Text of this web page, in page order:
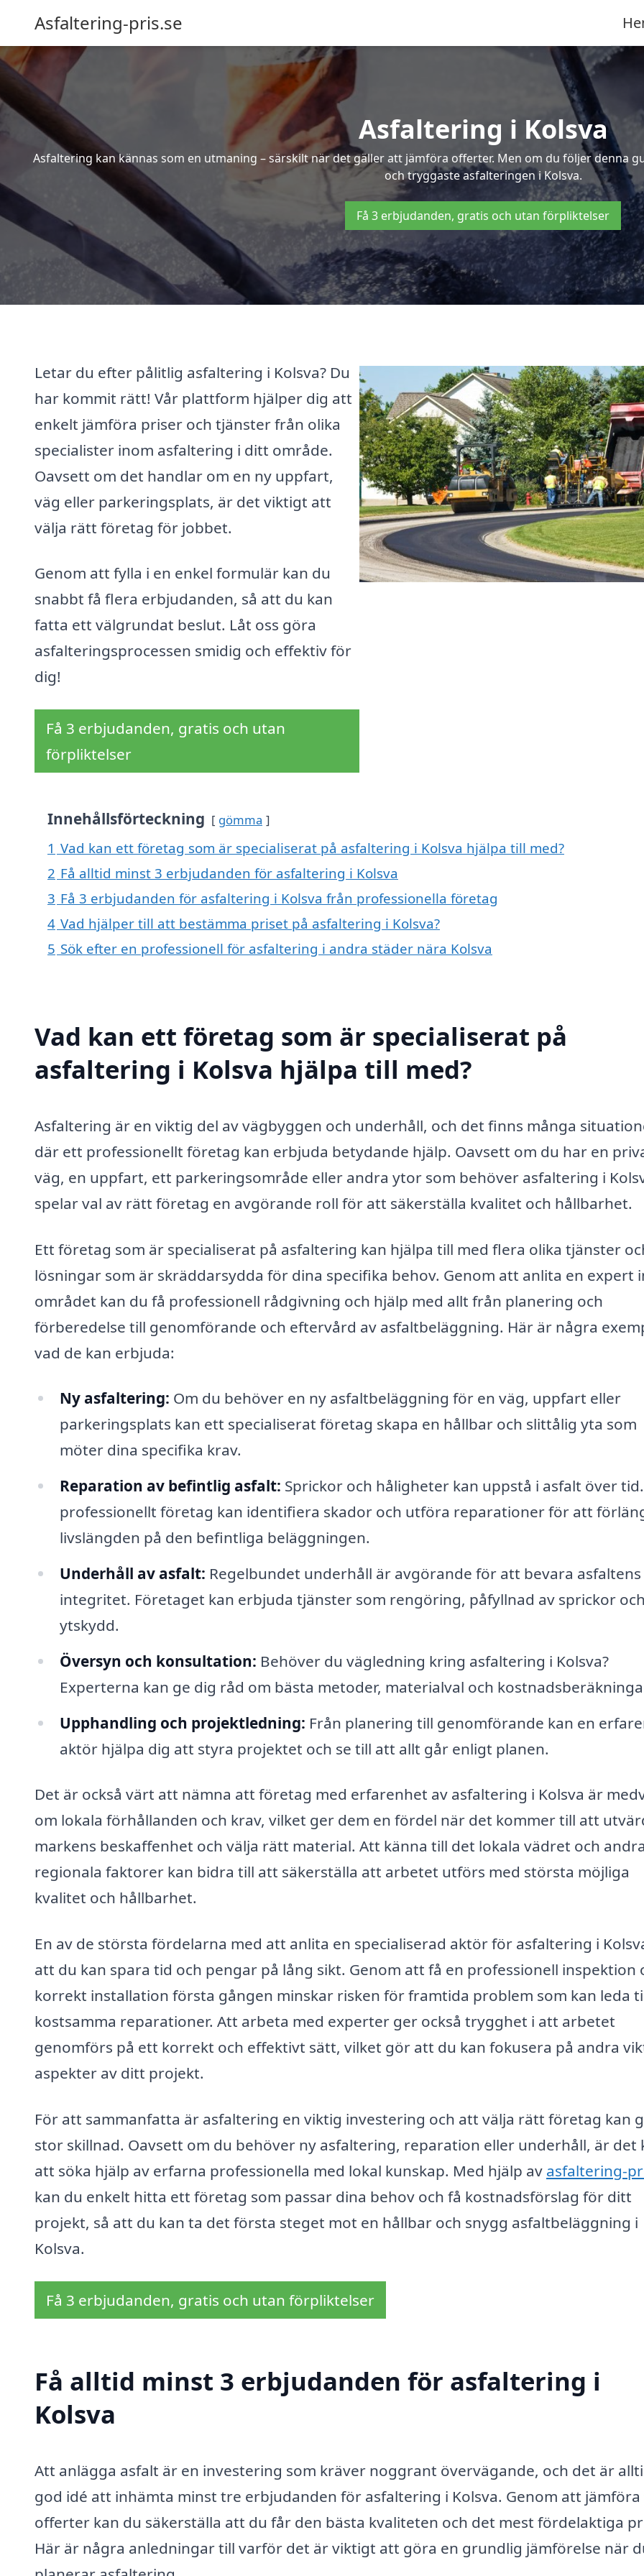
Asfaltering-pris.se
Asfaltering i Kolsva
Asfaltering kan kännas som en utmaning – särskilt när det gäller att jämföra offerter. Men om du följer denna
och tryggaste asfalteringen i Kolsva.
Få 3 erbjudanden, gratis och utan förpliktelser
Letar du efter pålitlig asfaltering i Kolsva? Du
har kommit rätt! Vår plattform hjälper dig att
enkelt jämföra priser och tjänster från olika
specialister inom asfaltering i ditt område.
Oavsett om det handlar om en ny uppfart,
väg eller parkeringsplats, är det viktigt att
välja rätt företag för jobbet.
Genom att fylla i en enkel formulär kan du
snabbt få flera erbjudanden, så att du kan
fatta ett välgrundat beslut. Låt oss göra
asfalteringsprocessen smidig och effektiv för
dig!
Få 3 erbjudanden, gratis och utan
förpliktelser
Innehållsförteckning gömma
1 Vad kan ett företag som är specialiserat på asfaltering i Kolsva hjälpa till med?
2 Få alltid minst 3 erbjudanden för asfaltering i Kolsva
3 Få 3 erbjudanden för asfaltering i Kolsva från professionella företag
4 Vad hjälper till att bestämma priset på asfaltering i Kolsva?
5 Sök efter en professionell för asfaltering i andra städer nära Kolsva
Vad kan ett företag som är specialiserat på
asfaltering i Kolsva hjälpa till med?
Asfaltering är en viktig del av vägbyggen och underhåll, och det finns många
där ett professionellt företag kan erbjuda betydande hjälp. Oavsett om du har en
väg, en uppfart, ett parkeringsområde eller andra ytor som behöver asfaltering i
spelar val av rätt företag en avgörande roll för att säkerställa kvalitet och hållbarhet.
Ett företag som är specialiserat på asfaltering kan hjälpa till med flera olika tjänster
lösningar som är skräddarsydda för dina specifika behov. Genom att anlita en expert
området kan du få professionell rådgivning och hjälp med allt från planering och
förberedelse till genomförande och eftervård av asfaltbeläggning. Här är några
vad de kan erbjuda:
Ny asfaltering: Om du behöver en ny asfaltbeläggning för en väg, uppfart eller
parkeringsplats kan ett specialiserat företag skapa en hållbar och slittålig yta som
möter dina specifika krav.
Reparation av befintlig asfalt: Sprickor och håligheter kan uppstå i asfalt över
professionellt företag kan identifiera skador och utföra reparationer för att
livslängden på den befintliga beläggningen.
Underhåll av asfalt: Regelbundet underhåll är avgörande för att bevara asfaltens
integritet. Företaget kan erbjuda tjänster som rengöring, påfyllnad av sprickor och
ytskydd.
Översyn och konsultation: Behöver du vägledning kring asfaltering i Kolsva?
Experterna kan ge dig råd om bästa metoder, materialval och
Upphandling och projektledning: Från planering till genomförande kan en
aktör hjälpa dig att styra projektet och se till att allt går enligt planen.
Det är också värt att nämna att företag med erfarenhet av asfaltering i Kolsva är
om lokala förhållanden och krav, vilket ger dem en fördel när det kommer till att
markens beskaffenhet och välja rätt material. Att känna till det lokala vädret och andra
regionala faktorer kan bidra till att säkerställa att arbetet utförs med största möjliga
kvalitet och hållbarhet.
En av de största fördelarna med att anlita en specialiserad aktör för asfaltering i
att du kan spara tid och pengar på lång sikt. Genom att få en professionell inspektion
korrekt installation första gången minskar risken för framtida problem som kan leda
kostsamma reparationer. Att arbeta med experter ger också trygghet i att arbetet
genomförs på ett korrekt och effektivt sätt, vilket gör att du kan fokusera på andra
aspekter av ditt projekt.
För att sammanfatta är asfaltering en viktig investering och att välja rätt företag kan
stor skillnad. Oavsett om du behöver ny asfaltering, reparation eller underhåll, är det
att söka hjälp av erfarna professionella med lokal kunskap. Med hjälp av asfaltering-
kan du enkelt hitta ett företag som passar dina behov och få kostnadsförslag för ditt
projekt, så att du kan ta det första steget mot en hållbar och snygg asfaltbeläggning i
Kolsva.
Få 3 erbjudanden, gratis och utan förpliktelser
Få alltid minst 3 erbjudanden för asfaltering i
Kolsva
Att anlägga asfalt är en investering som kräver noggrant övervägande, och det är
god idé att inhämta minst tre erbjudanden för asfaltering i Kolsva. Genom att jämföra
offerter kan du säkerställa att du får den bästa kvaliteten och det mest fördelaktiga
Här är några anledningar till varför det är viktigt att göra en grundlig jämförelse när